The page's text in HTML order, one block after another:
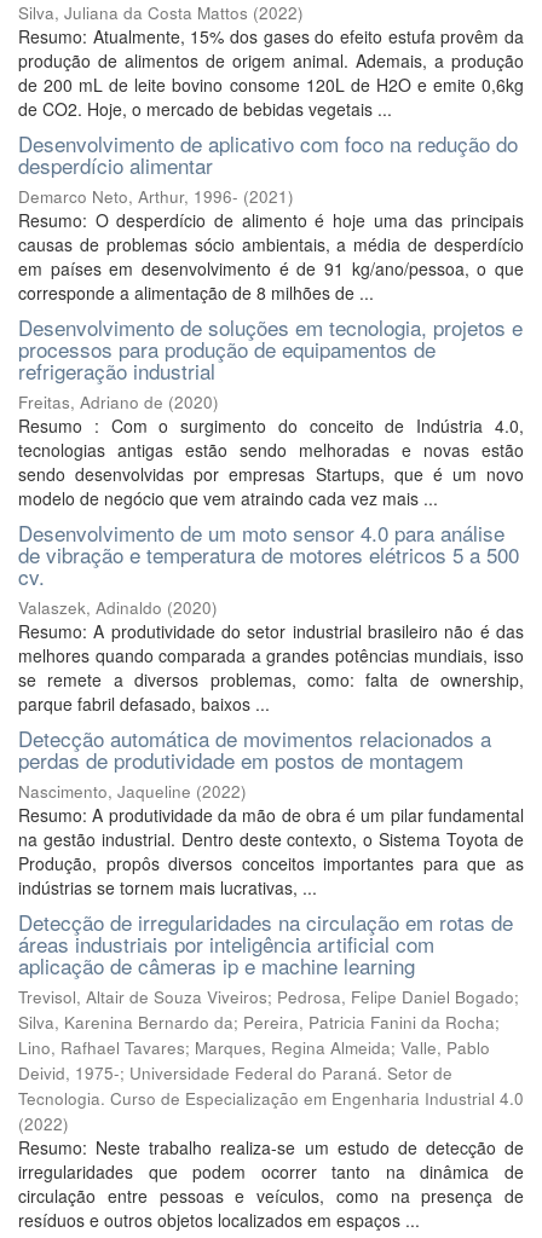
Silva, Juliana da Costa Mattos (2022)
Resumo: Atualmente, 15% dos gases do efeito estufa provêm da
produção de alimentos de origem animal. Ademais, a produção
de 200 mL de leite bovino consome 120L de H2O e emite 0,6kg
de CO2. Hoje, o mercado de bebidas vegetais ...
Desenvolvimento de aplicativo com foco na redução do
desperdício alimentar
Demarco Neto, Arthur, 1996- (2021)
Resumo: O desperdício de alimento é hoje uma das principais
causas de problemas sócio ambientais, a média de desperdício
em países em desenvolvimento é de 91 kg/ano/pessoa, o que
corresponde a alimentação de 8 milhões de ...
Desenvolvimento de soluções em tecnologia, projetos e
processos para produção de equipamentos de
refrigeração industrial
Freitas, Adriano de (2020)
Resumo : Com o surgimento do conceito de Indústria 4.0,
tecnologias antigas estão sendo melhoradas e novas estão
sendo desenvolvidas por empresas Startups, que é um novo
modelo de negócio que vem atraindo cada vez mais ...
Desenvolvimento de um moto sensor 4.0 para análise
de vibração e temperatura de motores elétricos 5 a 500
cv.
Valaszek, Adinaldo (2020)
Resumo: A produtividade do setor industrial brasileiro não é das
melhores quando comparada a grandes potências mundiais, isso
se remete a diversos problemas, como: falta de ownership,
parque fabril defasado, baixos ...
Detecção automática de movimentos relacionados a
perdas de produtividade em postos de montagem
Nascimento, Jaqueline (2022)
Resumo: A produtividade da mão de obra é um pilar fundamental
na gestão industrial. Dentro deste contexto, o Sistema Toyota de
Produção, propôs diversos conceitos importantes para que as
indústrias se tornem mais lucrativas, ...
Detecção de irregularidades na circulação em rotas de
áreas industriais por inteligência artificial com
aplicação de câmeras ip e machine learning
Trevisol, Altair de Souza Viveiros; Pedrosa, Felipe Daniel Bogado;
Silva, Karenina Bernardo da; Pereira, Patricia Fanini da Rocha;
Lino, Rafhael Tavares; Marques, Regina Almeida; Valle, Pablo
Deivid, 1975-; Universidade Federal do Paraná. Setor de
Tecnologia. Curso de Especialização em Engenharia Industrial 4.0
(2022)
Resumo: Neste trabalho realiza-se um estudo de detecção de
irregularidades que podem ocorrer tanto na dinâmica de
circulação entre pessoas e veículos, como na presença de
resíduos e outros objetos localizados em espaços ...